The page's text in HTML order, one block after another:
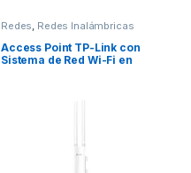
Redes, Redes Inalámbricas
Access Point TP-Link con
Sistema de Red Wi-Fi en